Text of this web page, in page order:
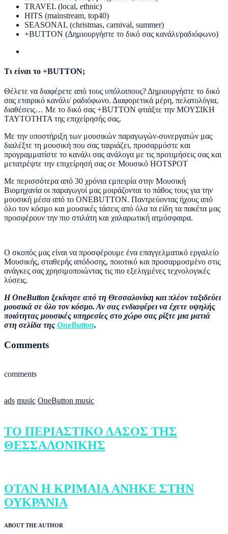
TRAVEL (local, ethnic)
HITS (mainstream, top40)
SEASONAL (christmas, carnival, summer)
+BUTTON (Δημιουργήστε το δικό σας κανάλι/ραδιόφωνο)
Τι είναι το +BUTTON;
Θέλετε να διαφέρετε από τους υπόλοιπους? Δημιουργήστε το δικό
σας εταιρικό κανάλι/ ραδιόφωνο. Διαφορετικά μέρη, πελατολόγια,
διαθέσεις… Με το δικό σας +BUTTON φτιάξτε την ΜΟΥΣΙΚΗ
ΤΑΥΤΟΤΗΤΑ της επιχείρησής σας.
Με την υποστήριξη των μουσικών παραγωγών-συνεργατών μας
διαλέξτε τη μουσική που σας ταιριάζει, προσαρμόστε και
προγραμματίστε το κανάλι σας ανάλογα με τις προτιμήσεις σας και
μετατρέψτε την επιχείρησή σας σε Μουσικό HOTSPOT
Με περισσότερα από 30 χρόνια εμπειρία στην Μουσική
Βιομηχανία οι παραγωγοί μας μοιράζονται το πάθος τους για την
μουσική μέσα από το ONEBUTTON. Παντρεύοντας ήχους από
όλο τον κόσμο και μουσικές τάσεις από όλα τα είδη τα πακέτα μας
προσφέρουν την πιο στιλάτη και χαλαρωτική ατμόσφαιρα.
Ο σκοπός μας είναι να προσφέρουμε ένα επαγγελματικό εργαλείο
Μουσικής, σταθερής απόδοσης, ποιοτικό και προσαρμοσμένο στις
ανάγκες σας χρησιμοποιώντας τις πιο εξελιγμένες τεχνολογικές
λύσεις.
H OneButton ξεκίνησε από τη Θεσσαλονίκη και πλέον ταξιδεύει
μουσικά σε όλο τον κόσμο. Αν σας ενδιαφέρει να έχετε υψηλής
ποιότητας μουσικές υπηρεσίες στο χώρο σας ρίξτε μια ματιά
στη σελίδα της OneButton.
Comments
comments
ads music OneButton music
ΤΟ ΠΕΡΙΑΣΤΙΚΟ ΔΑΣΟΣ ΤΗΣ
ΘΕΣΣΑΛΟΝΙΚΗΣ
ΟΤΑΝ Η ΚΡΙΜΑΙΑ ΑΝΗΚΕ ΣΤΗΝ
ΟΥΚΡΑΝΙΑ
ABOUT THE AUTHOR